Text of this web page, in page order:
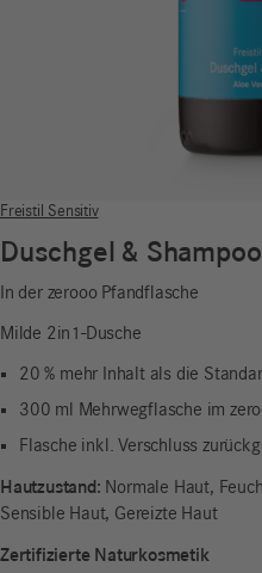
Freistil Sensitiv
Duschgel & Shampoo
In der zerooo Pfandflasche
Milde 2in1-Dusche
20 % mehr Inhalt als die
300 ml Mehrwegflasche im
Flasche inkl. Verschluss
Hautzustand: Normale Haut,
Sensible Haut, Gereizte Haut
Zertifizierte Naturkosmetik